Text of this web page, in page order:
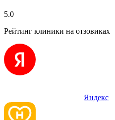
5.0
Рейтинг клиники на отзовиках
Яндекс